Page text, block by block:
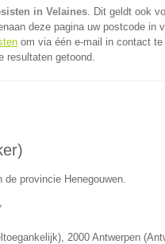
in Velaines. Dit geldt ook
deze pagina uw postcode in
om via één e-mail in contact te
resultaten getoond.
provincie Henegouwen.
, 2000 Antwerpen(